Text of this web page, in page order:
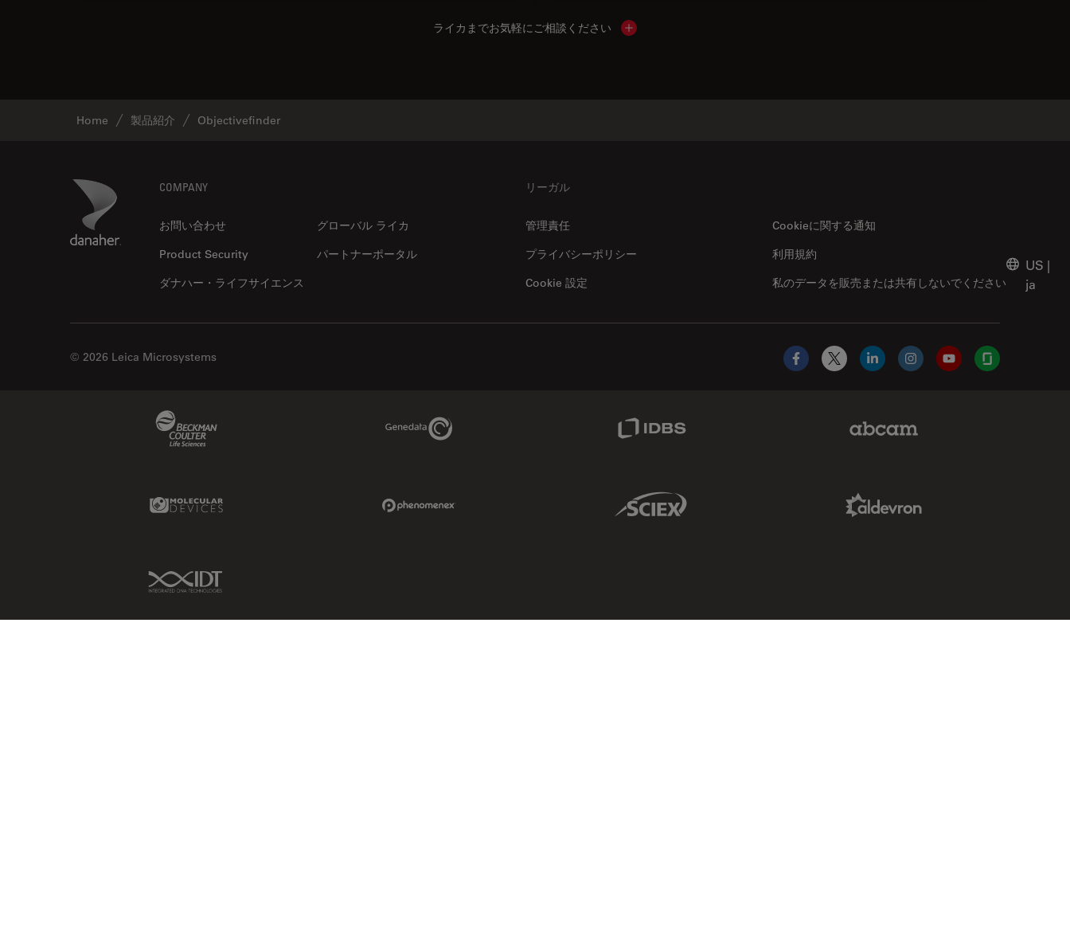
ライカまでお気軽にご相談ください Show local contacts
Home 製品紹介 Objectivefinder
Danaher Logo COMPANY
お問い合わせ
グローバル ライカ
Product Security
パートナーポータル
ダナハー・ライフサイエンス
リーガル
管理責任
Cookieに関する通知
プライバシーポリシー
私のデータを販売または共有しないでください
利用規約
Cookie 設定
US |
ja
© 2026 Leica Microsystems
Facebook
X LinkedInInstagramYouTubeGlassdoor
Genedata Link
Molecular Devices Link Sciex Link
IDT Link